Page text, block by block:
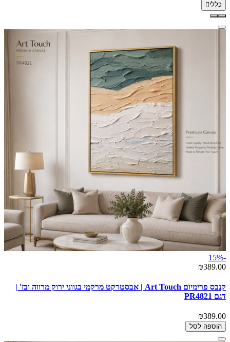
כללי
-15%
₪389.00
קנבס פרימיום Art Touch | אבסטרקט מרקמי בגווני ירוק מרווה ובז' |
דגם PR4821
₪389.00
הוספה לסל